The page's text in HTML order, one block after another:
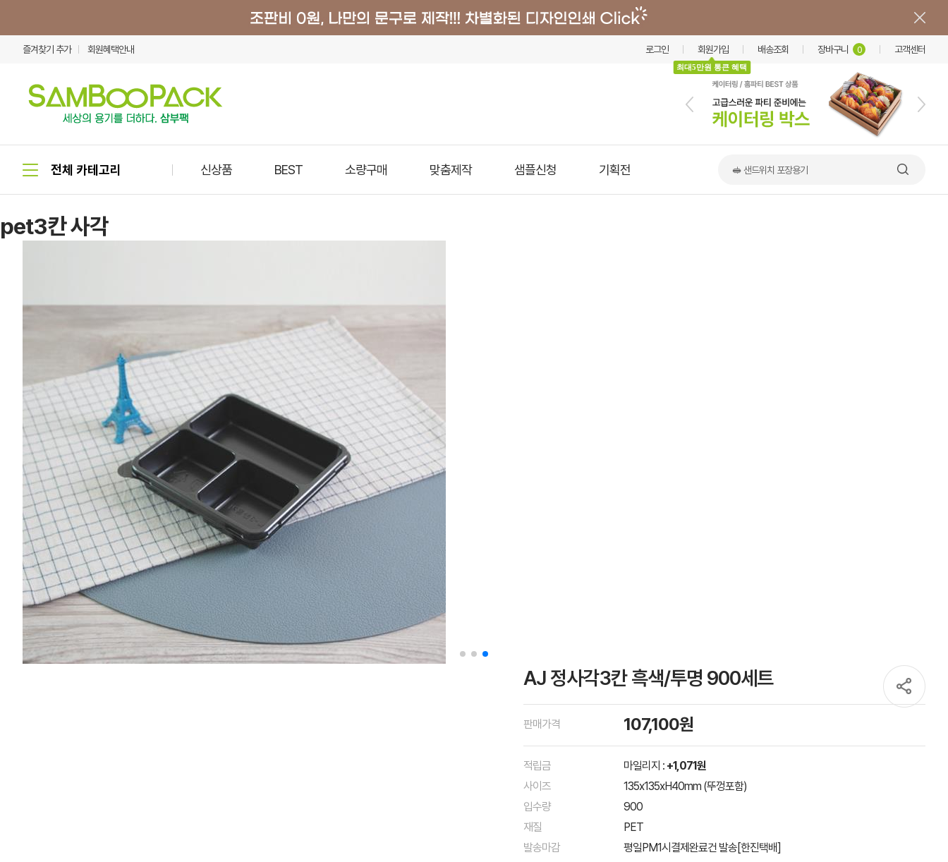
즐겨찾기 추가 회원혜택안내 로그인 회원가입
최대5만원 통큰 혜택
배송조회 장바구니 0 고객센터
신상품 BEST 소량구매 맞춤제작 샘플신청 기획전 🥪 샌드위치 포장용기
pet3칸 사각
AJ 정사각3칸 흑색/투명 900세트
판매가격 107,100원
적립금 마일리지 : +1,071원
사이즈
135x135xH40mm (뚜껑포함)
입수량
900
재질
PET
발송마감
평일PM1시결제완료건 발송[한진택배]